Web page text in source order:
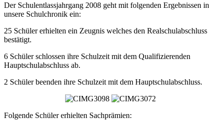
Der Schulentlassjahrgang 2008 geht mit folgenden Ergebnissen in
unsere Schulchronik ein:
25 Schüler erhielten ein Zeugnis welches den Realschulabschluss
bestätigt.
6 Schüler schlossen ihre Schulzeit mit dem Qualifizierenden
Hauptschulabschluss ab.
2 Schüler beenden ihre Schulzeit mit dem Hauptschulabschluss.
Folgende Schüler erhielten Sachprämien: